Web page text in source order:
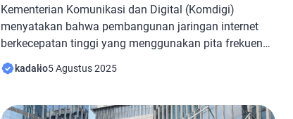
Kementerian Komunikasi dan Digital (Komdigi)
menyatakan bahwa pembangunan jaringan internet
berkecepatan tinggi yang menggunakan pita frekuensi
1,4 GHz akan memerlukan waktu hingga 5 tahun ke
depan. Direktur Jenderal Infrastruktur Digital Komdigi,
penggunaan pita frekuensi tersebut untuk layanan
kadalio5 Agustus 2025